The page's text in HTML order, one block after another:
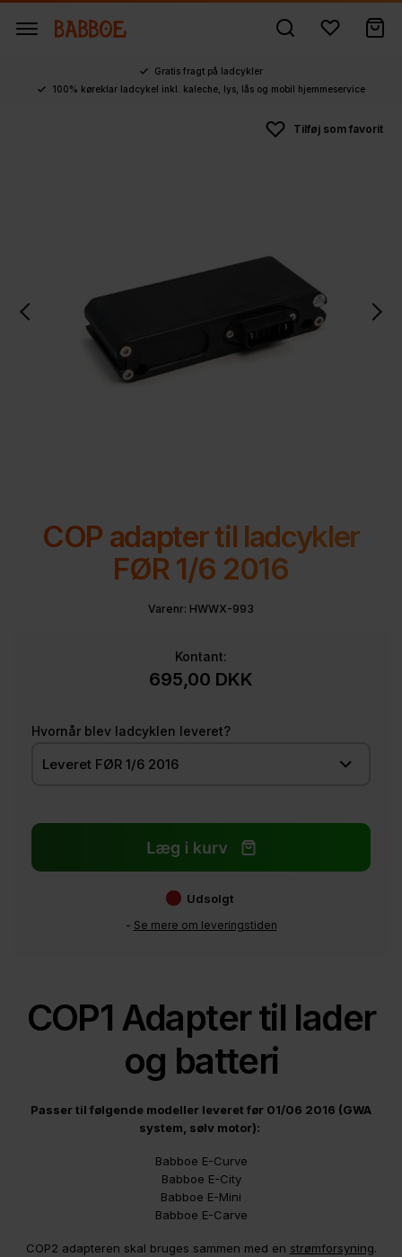
Gratis fragt på ladcykler
100% køreklar ladcykel inkl. kaleche, lys, lås og mobil hjemmeservice
COP adapter til ladcykler
FØR 1/6 2016
Varenr: HWWX-993
Kontant:
695,00 DKK
Hvornår blev ladcyklen leveret?
Udsolgt
- Se mere om leveringstiden
COP1 Adapter til lader
og batteri
Passer til følgende modeller leveret før 01/06 2016 (GWA
system, sølv motor):
Babboe E-Curve
Babboe E-City
Babboe E-Mini
Babboe E-Carve
COP2 adapteren skal bruges sammen med en strømforsyning.